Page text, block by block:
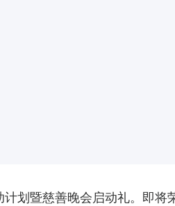
划暨慈善晚会启动礼。即将